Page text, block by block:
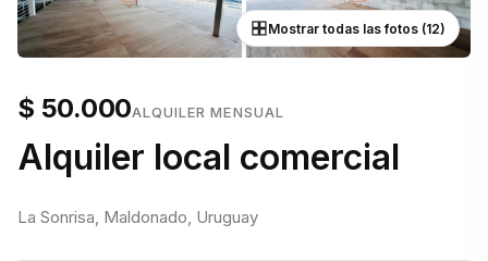
Mostrar todas las fotos (12)
$ 50.000ALQUILER MENSUAL
Alquiler local comercial
La Sonrisa, Maldonado, Uruguay